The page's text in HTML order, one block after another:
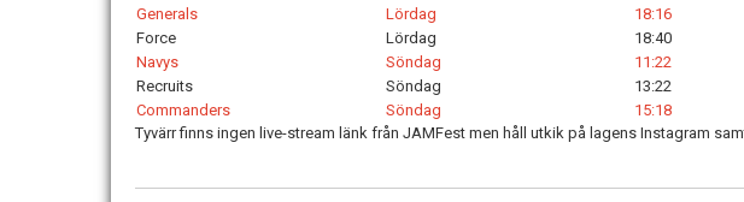
Generals
Lördag
18:16
Force
Lördag
18:40
Navys
Söndag
11:22
Recruits
Söndag
13:22
Commanders
Söndag
15:18
Tyvärr finns ingen live-stream länk från JAMFest men håll utkik på lagens Instagram